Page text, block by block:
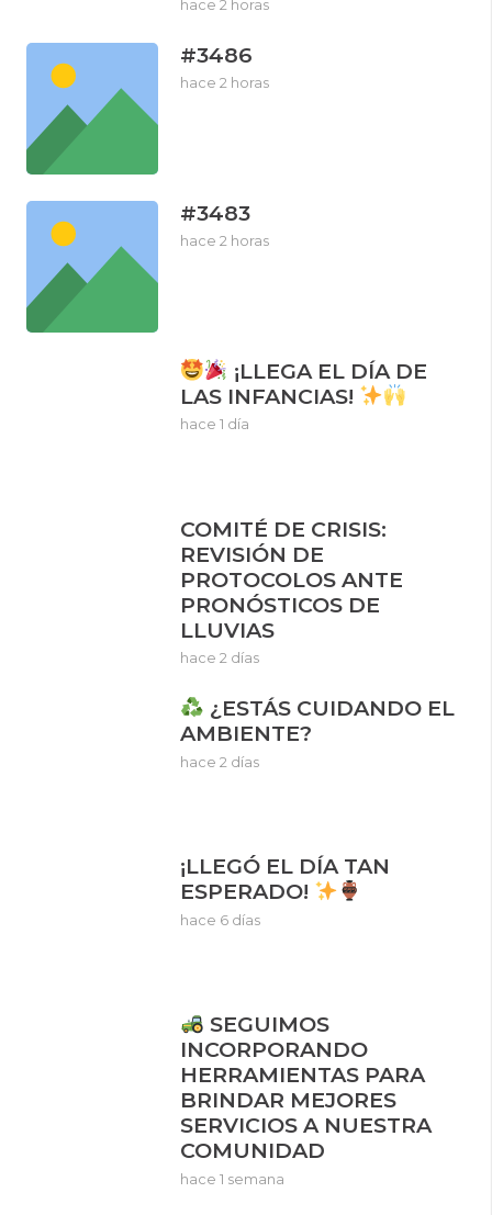
hace 2 horas
#3486
hace 2 horas
#3483
hace 2 horas
¡LLEGA EL DÍA DE
LAS INFANCIAS!
hace 1 día
COMITÉ DE CRISIS:
REVISIÓN DE
PROTOCOLOS ANTE
PRONÓSTICOS DE
LLUVIAS
hace 2 días
¿ESTÁS CUIDANDO EL
AMBIENTE?
hace 2 días
¡LLEGÓ EL DÍA TAN
ESPERADO!
hace 6 días
SEGUIMOS
INCORPORANDO
HERRAMIENTAS PARA
BRINDAR MEJORES
SERVICIOS A NUESTRA
COMUNIDAD
hace 1 semana